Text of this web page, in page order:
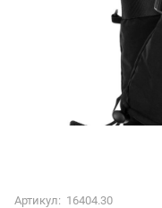
Артикул: 16404.30